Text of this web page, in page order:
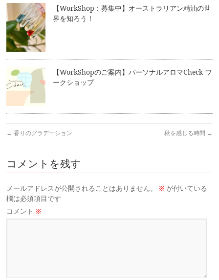
【WorkShop：募集中】オーストラリアン精油の世
界を知ろう！
【WorkShopのご案内】パーソナルアロマCheck ワ
ークショップ
← 香りのグラデーション 秋を感じる時間 →
コメントを残す
メールアドレスが公開されることはありません。 ※ が付いている
欄は必須項目です
コメント ※